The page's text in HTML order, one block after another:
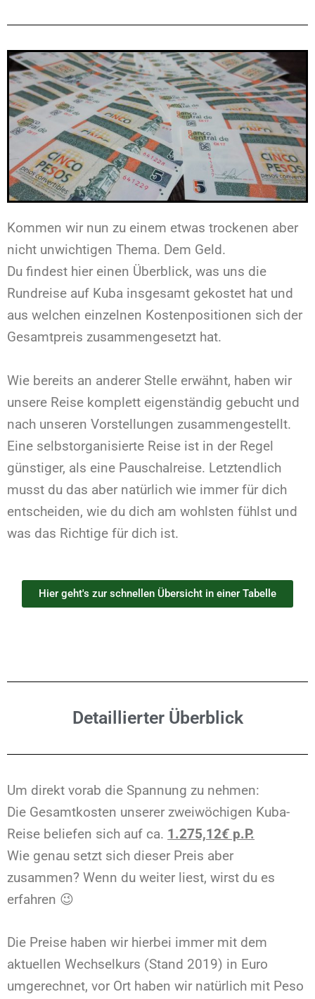
Kommen wir nun zu einem etwas trockenen aber
nicht unwichtigen Thema. Dem Geld.
Du findest hier einen Überblick, was uns die
Rundreise auf Kuba insgesamt gekostet hat und
aus welchen einzelnen Kostenpositionen sich der
Gesamtpreis zusammengesetzt hat.
Wie bereits an anderer Stelle erwähnt, haben wir
unsere Reise komplett eigenständig gebucht und
nach unseren Vorstellungen zusammengestellt.
Eine selbstorganisierte Reise ist in der Regel
günstiger, als eine Pauschalreise. Letztendlich
musst du das aber natürlich wie immer für dich
entscheiden, wie du dich am wohlsten fühlst und
was das Richtige für dich ist.
Hier geht's zur schnellen Übersicht in einer Tabelle
Detaillierter Überblick
Um direkt vorab die Spannung zu nehmen:
Die Gesamtkosten unserer zweiwöchigen Kuba-
Reise beliefen sich auf ca. 1.275,12€ p.P.
Wie genau setzt sich dieser Preis aber
zusammen? Wenn du weiter liest, wirst du es
erfahren 😉
Die Preise haben wir hierbei immer mit dem
aktuellen Wechselkurs (Stand 2019) in Euro
umgerechnet, vor Ort haben wir natürlich mit Peso